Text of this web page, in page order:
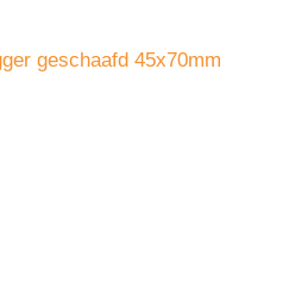
geschaafd 45x70mm